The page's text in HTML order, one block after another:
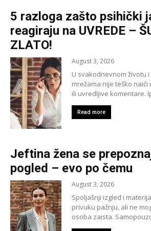
5 razloga zašto psihički
reagiraju na UVREDE –
ZLATO!
August 3, 2026
U svakodnevnom životu
mrežama nije teško
ili uvredljive komentare.
Read more
Jeftina žena se
pogled – evo po čemu
August 3, 2026
Spoljašnji izgled i
privuku pažnju, ali ne
osoba zaista.